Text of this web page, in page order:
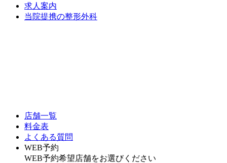
求人案内
当院提携の整形外科
店舗一覧
料金表
よくある質問
WEB予約
WEB予約希望店舗をお選びください